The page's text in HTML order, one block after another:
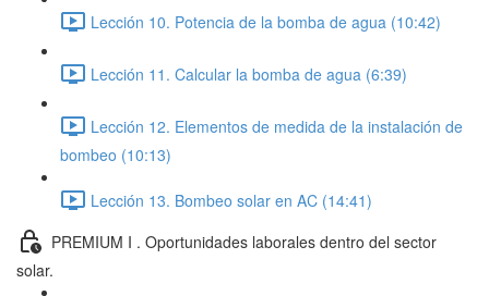
Lección 10. Potencia de la bomba de agua (10:42)
Lección 11. Calcular la bomba de agua (6:39)
Lección 12. Elementos de medida de la instalación de
bombeo (10:13)
Lección 13. Bombeo solar en AC (14:41)
PREMIUM I . Oportunidades laborales dentro del sector
solar.